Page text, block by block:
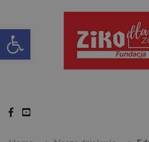
content
Otwórz pasek